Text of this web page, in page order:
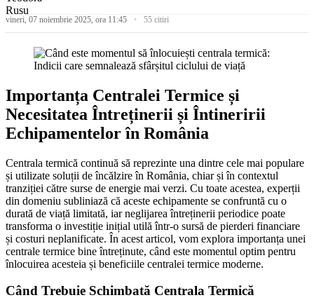
vineri, 07 noiembrie 2025, ora 11:45 55 citiri
Importanța Centralei Termice și
Necesitatea Întreținerii și Întineririi
Echipamentelor în România
Centrala termică continuă să reprezinte una dintre cele mai populare
și utilizate soluții de încălzire în România, chiar și în contextul
tranziției către surse de energie mai verzi. Cu toate acestea, experții
din domeniu subliniază că aceste echipamente se confruntă cu o
durată de viață limitată, iar neglijarea întreținerii periodice poate
transforma o investiție inițial utilă într-o sursă de pierderi financiare
și costuri neplanificate. În acest articol, vom explora importanța unei
centrale termice bine întreținute, când este momentul optim pentru
înlocuirea acesteia și beneficiile centralei termice moderne.
Când Trebuie Schimbată Centrala Termică